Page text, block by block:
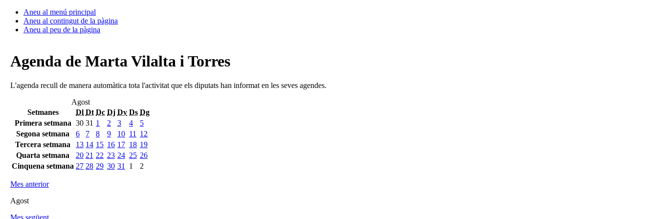
Aneu al menú principal
Aneu al contingut de la pàgina
Aneu al peu de la pàgina
Agenda de Marta Vilalta i Torres
L'agenda recull de manera automàtica tota l'activitat que els diputats han informat en les seves agendes.
Agost
Setmanes
Dl Dt Dc Dj Dv Ds Dg
Primera setmana 30 31 1 2 3 4
5
Segona setmana
6 7 8 9 10 11
12
Tercera setmana
13 14 15 16 17 18 19
Quarta setmana
20 21 22 23 24 25 26
Cinquena setmana 27 28 29 30 31 1 2
Mes anterior
Agost
Mes següent